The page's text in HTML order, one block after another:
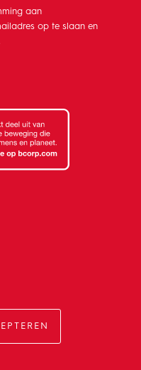
aan
op te slaan en
op morgen.